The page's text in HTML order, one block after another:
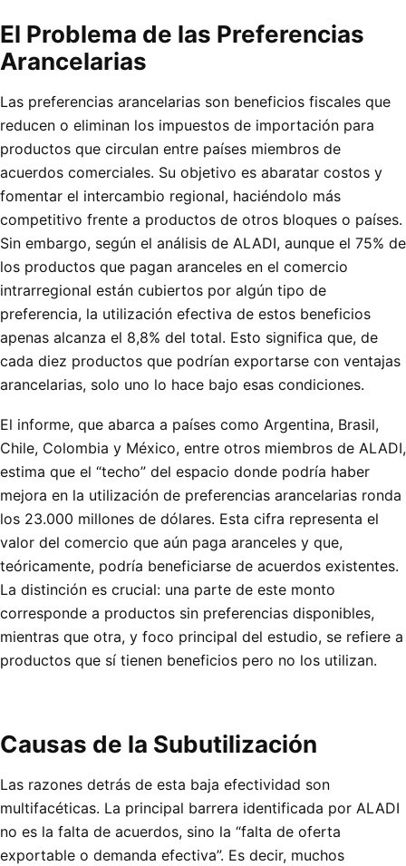
El Problema de las Preferencias
Arancelarias
Las preferencias arancelarias son beneficios fiscales que
reducen o eliminan los impuestos de importación para
productos que circulan entre países miembros de
acuerdos comerciales. Su objetivo es abaratar costos y
fomentar el intercambio regional, haciéndolo más
competitivo frente a productos de otros bloques o países.
Sin embargo, según el análisis de ALADI, aunque el 75% de
los productos que pagan aranceles en el comercio
intrarregional están cubiertos por algún tipo de
preferencia, la utilización efectiva de estos beneficios
apenas alcanza el 8,8% del total. Esto significa que, de
cada diez productos que podrían exportarse con ventajas
arancelarias, solo uno lo hace bajo esas condiciones.
El informe, que abarca a países como Argentina, Brasil,
Chile, Colombia y México, entre otros miembros de ALADI,
estima que el “techo” del espacio donde podría haber
mejora en la utilización de preferencias arancelarias ronda
los 23.000 millones de dólares. Esta cifra representa el
valor del comercio que aún paga aranceles y que,
teóricamente, podría beneficiarse de acuerdos existentes.
La distinción es crucial: una parte de este monto
corresponde a productos sin preferencias disponibles,
mientras que otra, y foco principal del estudio, se refiere a
productos que sí tienen beneficios pero no los utilizan.
Causas de la Subutilización
Las razones detrás de esta baja efectividad son
multifacéticas. La principal barrera identificada por ALADI
no es la falta de acuerdos, sino la “falta de oferta
exportable o demanda efectiva”. Es decir, muchos